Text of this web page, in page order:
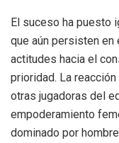
El suceso ha puesto
que aún persisten
actitudes hacia el
prioridad. La
otras jugadoras del
empoderamiento
dominado por